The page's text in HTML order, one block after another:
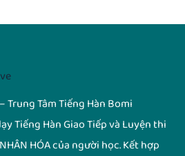
Trung Tâm Tiếng Hàn Bomi
Tiếng Hàn Giao Tiếp và Luyện thi
HÓA của người học. Kết hợp